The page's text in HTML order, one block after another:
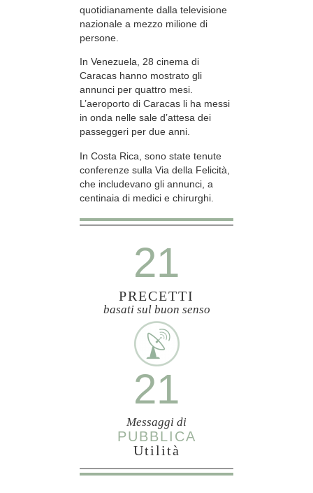
quotidianamente dalla televisione
nazionale a mezzo milione di
persone.
In Venezuela, 28 cinema di
Caracas hanno mostrato gli
annunci per quattro mesi.
L’aeroporto di Caracas li ha messi
in onda nelle sale d’attesa dei
passeggeri per due anni.
In Costa Rica, sono state tenute
conferenze sulla Via della Felicità,
che includevano gli annunci, a
centinaia di medici e chirurghi.
21
PRECETTI
basati sul buon senso
21
Messaggi di
PUBBLICA
Utilità